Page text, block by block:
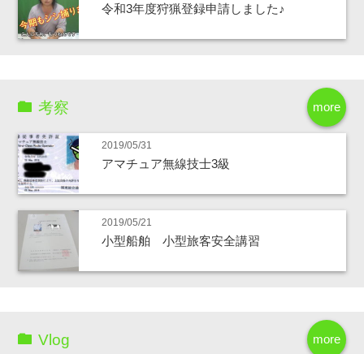
令和3年度狩猟登録申請しました♪
more
考察
2019/05/31
アマチュア無線技士3級
2019/05/21
小型船舶 小型旅客安全講習
more
Vlog